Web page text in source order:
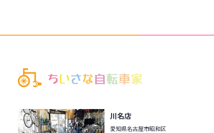
川名店
愛知県名古屋市昭和区